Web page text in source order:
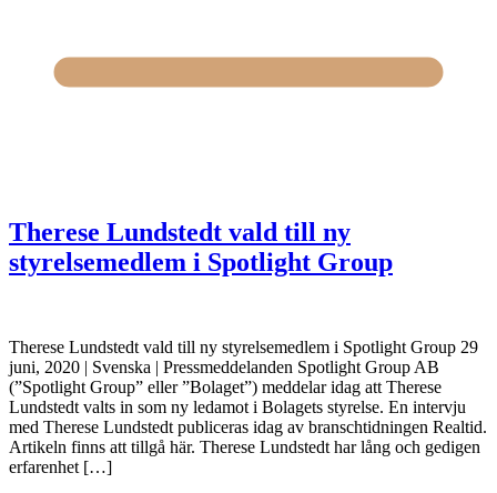
Therese Lundstedt vald till ny
styrelsemedlem i Spotlight Group
Therese Lundstedt vald till ny styrelsemedlem i Spotlight Group 29
juni, 2020 | Svenska | Pressmeddelanden Spotlight Group AB
(”Spotlight Group” eller ”Bolaget”) meddelar idag att Therese
Lundstedt valts in som ny ledamot i Bolagets styrelse. En intervju
med Therese Lundstedt publiceras idag av branschtidningen Realtid.
Artikeln finns att tillgå här. Therese Lundstedt har lång och gedigen
erfarenhet […]